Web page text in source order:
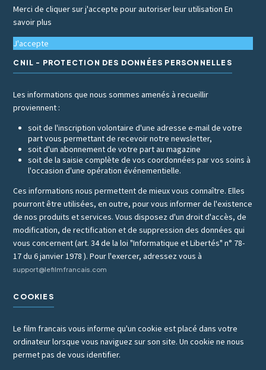
Merci de cliquer sur j'accepte pour autoriser leur utilisationEn
savoir plus
J'accepte
CNIL - PROTECTION DES DONNÉES PERSONNELLES
Les informations que nous sommes amenés à recueillir
proviennent :
soit de l'inscription volontaire d'une adresse e-mail de votre
part vous permettant de recevoir notre newsletter,
soit d'un abonnement de votre part au magazine
soit de la saisie complète de vos coordonnées par vos soins à
l'occasion d'une opération événementielle.
Ces informations nous permettent de mieux vous connaître. Elles
pourront être utilisées, en outre, pour vous informer de l'existence
de nos produits et services. Vous disposez d'un droit d'accès, de
modification, de rectification et de suppression des données qui
vous concernent (art. 34 de la loi "Informatique et Libertés" n° 78-
17 du 6 janvier 1978 ). Pour l'exercer, adressez vous à
support@lefilmfrancais.com
COOKIES
Le film francais vous informe qu'un cookie est placé dans votre
ordinateur lorsque vous naviguez sur son site. Un cookie ne nous
permet pas de vous identifier.